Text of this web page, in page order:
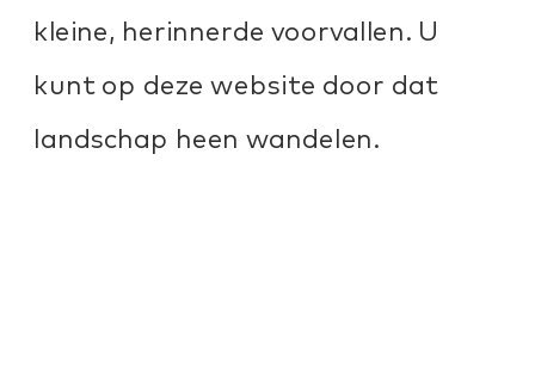
kleine, herinnerde voorvallen. U
kunt op deze website door dat
landschap heen wandelen.